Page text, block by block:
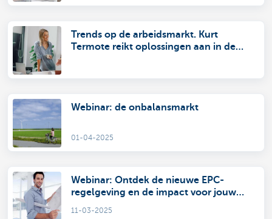
Trends op de arbeidsmarkt. Kurt
Termote reikt oplossingen aan in de
Webinar: de onbalansmarkt
01-04-2025
Webinar: Ontdek de nieuwe EPC-
regelgeving en de impact voor jouw
11-03-2025